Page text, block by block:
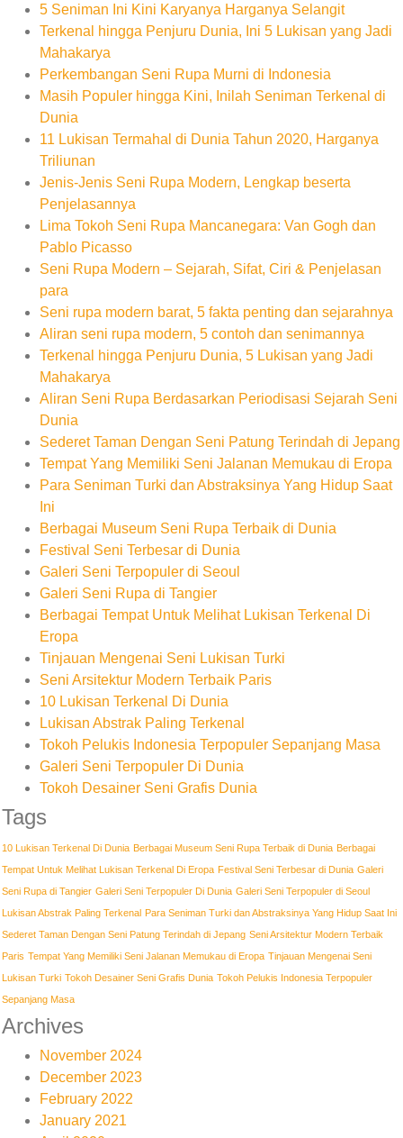
5 Seniman Ini Kini Karyanya Harganya Selangit
Terkenal hingga Penjuru Dunia, Ini 5 Lukisan yang Jadi
Mahakarya
Perkembangan Seni Rupa Murni di Indonesia
Masih Populer hingga Kini, Inilah Seniman Terkenal di
Dunia
11 Lukisan Termahal di Dunia Tahun 2020, Harganya
Triliunan
Jenis-Jenis Seni Rupa Modern, Lengkap beserta
Penjelasannya
Lima Tokoh Seni Rupa Mancanegara: Van Gogh dan
Pablo Picasso
Seni Rupa Modern – Sejarah, Sifat, Ciri & Penjelasan
para
Seni rupa modern barat, 5 fakta penting dan sejarahnya
Aliran seni rupa modern, 5 contoh dan senimannya
Terkenal hingga Penjuru Dunia, 5 Lukisan yang Jadi
Mahakarya
Aliran Seni Rupa Berdasarkan Periodisasi Sejarah Seni
Dunia
Sederet Taman Dengan Seni Patung Terindah di Jepang
Tempat Yang Memiliki Seni Jalanan Memukau di Eropa
Para Seniman Turki dan Abstraksinya Yang Hidup Saat
Ini
Berbagai Museum Seni Rupa Terbaik di Dunia
Festival Seni Terbesar di Dunia
Galeri Seni Terpopuler di Seoul
Galeri Seni Rupa di Tangier
Berbagai Tempat Untuk Melihat Lukisan Terkenal Di
Eropa
Tinjauan Mengenai Seni Lukisan Turki
Seni Arsitektur Modern Terbaik Paris
10 Lukisan Terkenal Di Dunia
Lukisan Abstrak Paling Terkenal
Tokoh Pelukis Indonesia Terpopuler Sepanjang Masa
Galeri Seni Terpopuler Di Dunia
Tokoh Desainer Seni Grafis Dunia
Tags
10 Lukisan Terkenal Di Dunia Berbagai Museum Seni Rupa Terbaik di Dunia Berbagai
Tempat Untuk Melihat Lukisan Terkenal Di Eropa Festival Seni Terbesar di Dunia Galeri
Seni Rupa di Tangier Galeri Seni Terpopuler Di Dunia Galeri Seni Terpopuler di Seoul
Lukisan Abstrak Paling Terkenal Para Seniman Turki dan Abstraksinya Yang Hidup Saat Ini
Sederet Taman Dengan Seni Patung Terindah di Jepang Seni Arsitektur Modern Terbaik
Paris Tempat Yang Memiliki Seni Jalanan Memukau di Eropa Tinjauan Mengenai Seni
Lukisan Turki Tokoh Desainer Seni Grafis Dunia Tokoh Pelukis Indonesia Terpopuler
Sepanjang Masa
Archives
November 2024
December 2023
February 2022
January 2021